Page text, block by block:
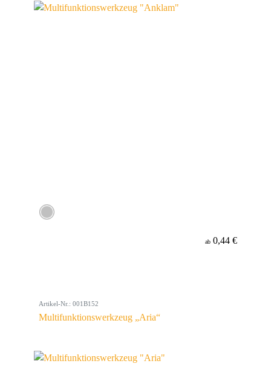
ab 0,44 €
Artikel-Nr.: 001B152
Multifunktionswerkzeug „Aria“